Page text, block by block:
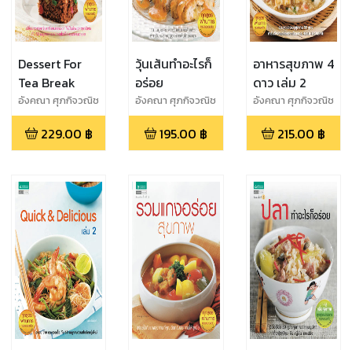
Dessert For
Tea Break
อังคณา ศุภกิจวณิช
โชค
229.00 ฿
วุ้นเส้นทำอะไรก็
อร่อย
อังคณา ศุภกิจวณิช
โชค
195.00 ฿
อาหารสุขภาพ 4
ดาว เล่ม 2
อังคณา ศุภกิจวณิช
โชค
215.00 ฿